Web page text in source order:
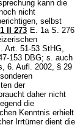
kann die
nicht
selbst
II 273 E. 1a S. 276
Art. 51-53 StHG,
153 DBG; s. auch
6. Aufl. 2002, § 29
der
daher nicht
die
Kenntnis erhielt
Irrtümer dient die